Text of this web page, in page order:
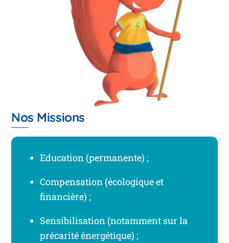
Nos Missions
Education (permanente) ;
Compensation (écologique et
financière) ;
Sensibilisation (notamment sur la
précarité énergétique) ;